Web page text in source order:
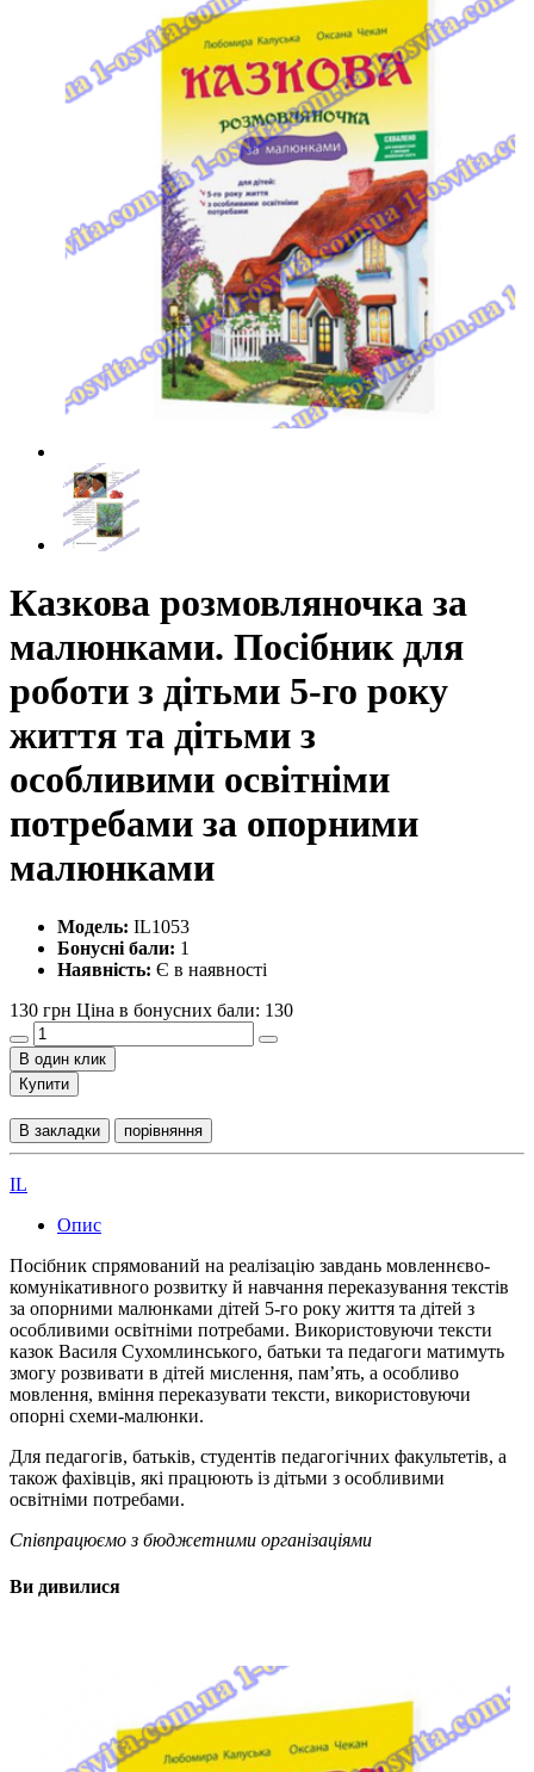
Казкова розмовляночка за
малюнками. Посібник для
роботи з дітьми 5-го року
життя та дітьми з
особливими освітніми
потребами за опорними
малюнками
Модель: IL1053
Бонусні бали: 1
Наявність: Є в наявності
130 грн Ціна в бонусних бали: 130
В один клик
Купити
В закладки порівняння
IL
Опис
Посібник спрямований на реалізацію завдань мовленнєво-
комунікативного розвитку й навчання переказування текстів
за опорними малюнками дітей 5-го року життя та дітей з
особливими освітніми потребами. Використовуючи тексти
казок Василя Сухомлинського, батьки та педагоги матимуть
змогу розвивати в дітей мислення, пам’ять, а особливо
мовлення, вміння переказувати тексти, використовуючи
опорні схеми-малюнки.
Для педагогів, батьків, студентів педагогічних факультетів, а
також фахівців, які працюють із дітьми з особливими
освітніми потребами.
Співпрацюємо з бюджетними організаціями
Ви дивилися